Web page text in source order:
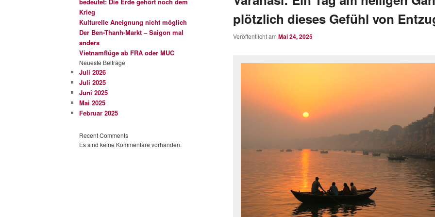
plötzlich dieses Gefühl von
Veröffentlicht am Mai 24, 2025
Krieg
Kulturelle Aneignung nicht möglich
Der Ben-Thanh-Markt – Saigon mal
anders
Vietnamflüge ab FRA oder MUC
Neueste Beiträge
Juli 2026
Juli 2025
Juni 2025
Mai 2025
Februar 2025
Recent Comments
Es sind keine Kommentare vorhanden.